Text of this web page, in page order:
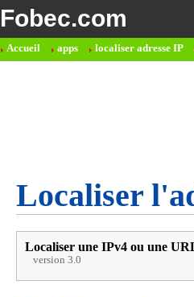
Fobec.com
Accueil apps localiser adresse IP
Localiser
Localiser une IPv4 ou une
version 3.0